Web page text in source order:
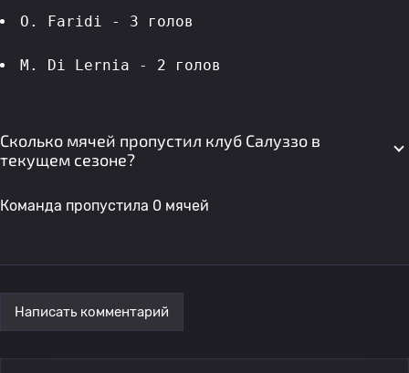
O. Faridi - 3 голов
M. Di Lernia - 2 голов
Сколько мячей пропустил клуб Салуззо в
текущем сезоне?
Команда пропустила 0 мячей
Написать комментарий